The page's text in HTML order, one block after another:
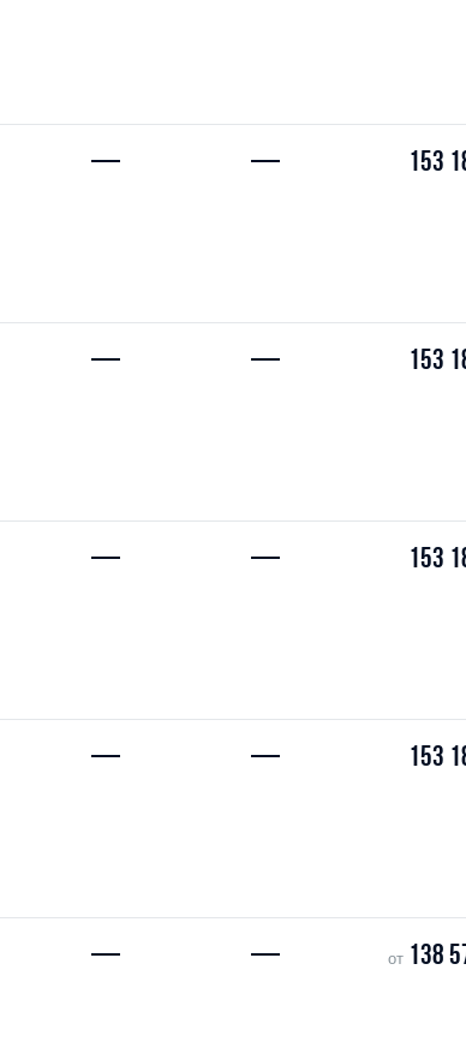
— — 153
— — 153
— — 153
— — 153
— — от 138